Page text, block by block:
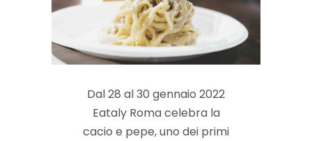
Dal 28 al 30 gennaio 2022
Eataly Roma celebra la
cacio e pepe, uno dei primi